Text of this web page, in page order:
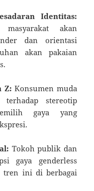
Identitas:
masyarakat akan
dan orientasi
akan pakaian
Z: Konsumen muda
stereotip
gaya yang
Tokoh publik dan
gaya genderless
tren ini di berbagai